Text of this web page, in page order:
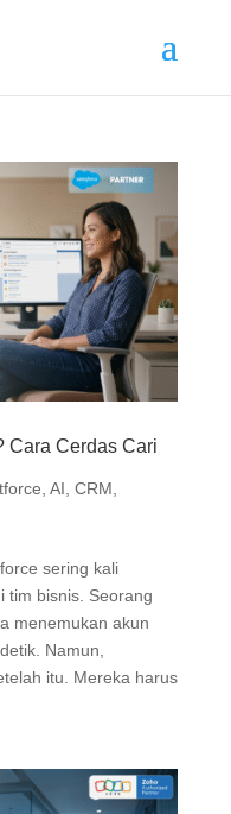
Cara Cerdas Cari
AI CRM
sering kali
tim bisnis. Seorang
menemukan akun
Namun,
itu. Mereka harus